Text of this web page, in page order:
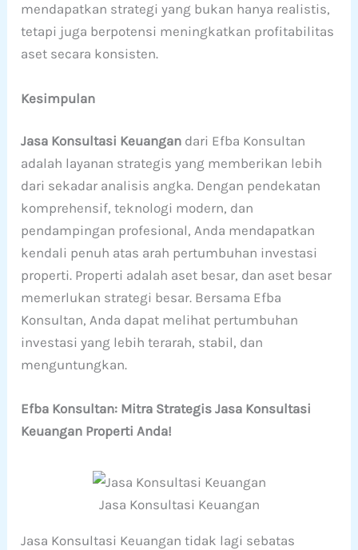
mendapatkan strategi yang bukan hanya realistis,
tetapi juga berpotensi meningkatkan profitabilitas
aset secara konsisten.
Kesimpulan
Jasa Konsultasi Keuangan dari Efba Konsultan
adalah layanan strategis yang memberikan lebih
dari sekadar analisis angka. Dengan pendekatan
komprehensif, teknologi modern, dan
pendampingan profesional, Anda mendapatkan
kendali penuh atas arah pertumbuhan investasi
properti. Properti adalah aset besar, dan aset besar
memerlukan strategi besar. Bersama Efba
Konsultan, Anda dapat melihat pertumbuhan
investasi yang lebih terarah, stabil, dan
menguntungkan.
Efba Konsultan: Mitra Strategis Jasa Konsultasi
Keuangan Properti Anda!
Jasa Konsultasi Keuangan
Jasa Konsultasi Keuangan tidak lagi sebatas